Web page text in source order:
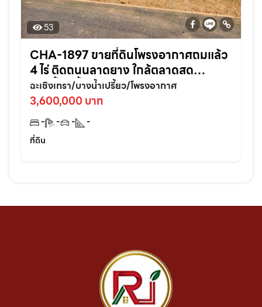
53
CHA-1897 ขายที่ดินโพรงอากาศถมแล้ว
4 ไร่ ติดถนนลาดยาง ใกล้ตลาดสด
บางน้ำเปรี้ยว-6กม. จ.ฉะเชิงเทรา
ฉะเชิงเทรา/บางน้ำเปรี้ยว/โพรงอากาศ
3,600,000 บาท
- - -
-
ที่ดิน